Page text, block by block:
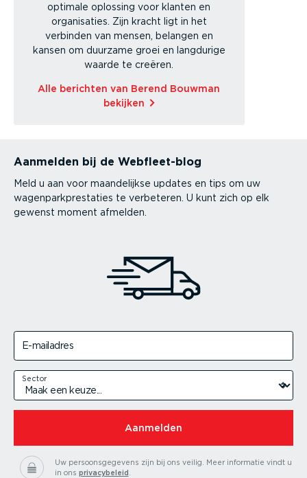
optimale oplossing voor klanten en
organisaties. Zijn kracht ligt in het
verbinden van mensen, belangen en
kansen om duurzame groei en langdurige
waarde te creëren.
Alle berichten van Berend Bouwman
bekijken
Aanmelden bij de Webfleet-blog
Meld u aan voor maandelijkse updates en tips om uw
wagenparkprestaties te verbeteren. U kunt zich op elk
gewenst moment afmelden.
E-mailadres
Sector
Aanmelden
Uw persoonsgegevens zijn bij ons veilig. Meer informatie vindt u
in ons privacybeleid.